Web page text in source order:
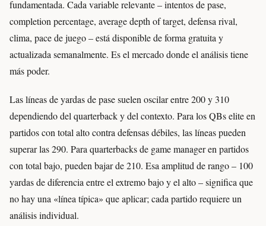
fundamentada. Cada variable relevante – intentos de pase,
completion percentage, average depth of target, defensa rival,
clima, pace de juego – está disponible de forma gratuita y
actualizada semanalmente. Es el mercado donde el análisis tiene
más poder.
Las líneas de yardas de pase suelen oscilar entre 200 y 310
dependiendo del quarterback y del contexto. Para los QBs elite en
partidos con total alto contra defensas débiles, las líneas pueden
superar las 290. Para quarterbacks de game manager en partidos
con total bajo, pueden bajar de 210. Esa amplitud de rango – 100
yardas de diferencia entre el extremo bajo y el alto – significa que
no hay una «línea típica» que aplicar; cada partido requiere un
análisis individual.